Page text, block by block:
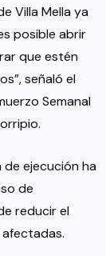
Villa Mella ya
posible abrir
que estén
señaló el
Semanal
de ejecución ha
de
reducir el